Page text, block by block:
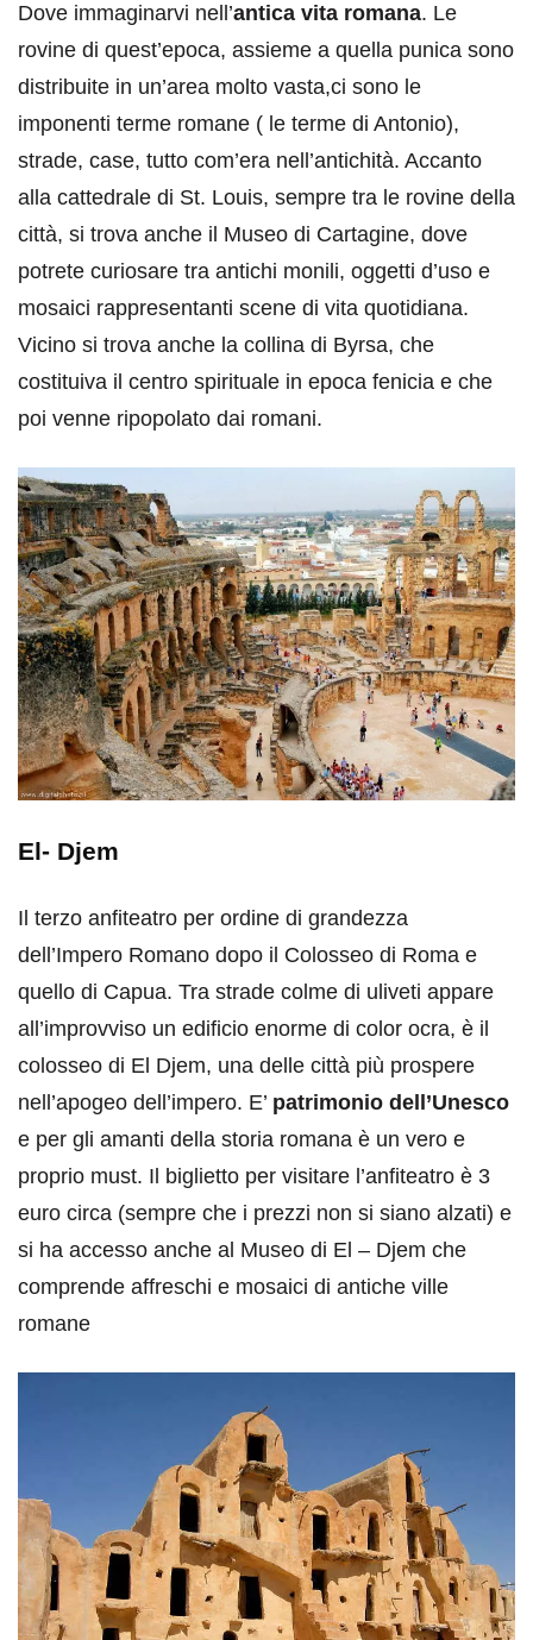
Dove immaginarvi nell’antica vita romana. Le
rovine di quest’epoca, assieme a quella punica sono
distribuite in un’area molto vasta,ci sono le
imponenti terme romane ( le terme di Antonio),
strade, case, tutto com’era nell’antichità. Accanto
alla cattedrale di St. Louis, sempre tra le rovine della
città, si trova anche il Museo di Cartagine, dove
potrete curiosare tra antichi monili, oggetti d’uso e
mosaici rappresentanti scene di vita quotidiana.
Vicino si trova anche la collina di Byrsa, che
costituiva il centro spirituale in epoca fenicia e che
poi venne ripopolato dai romani.
El- Djem
Il terzo anfiteatro per ordine di grandezza
dell’Impero Romano dopo il Colosseo di Roma e
quello di Capua. Tra strade colme di uliveti appare
all’improvviso un edificio enorme di color ocra, è il
colosseo di El Djem, una delle città più prospere
nell’apogeo dell’impero. E’ patrimonio dell’Unesco
e per gli amanti della storia romana è un vero e
proprio must. Il biglietto per visitare l’anfiteatro è 3
euro circa (sempre che i prezzi non si siano alzati) e
si ha accesso anche al Museo di El – Djem che
comprende affreschi e mosaici di antiche ville
romane